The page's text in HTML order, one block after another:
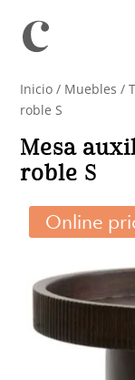
Inicio / Muebles /
roble S
Mesa
roble S
Online